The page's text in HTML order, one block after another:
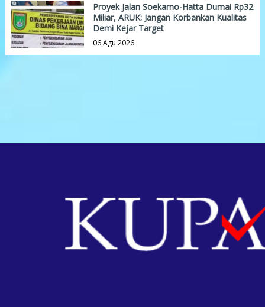
Proyek Jalan Soekarno-Hatta Dumai Rp32
Miliar, ARUK: Jangan Korbankan Kualitas
Demi Kejar Target
06 Agu 2026